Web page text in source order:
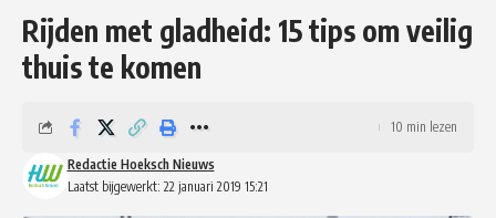
Rijden met gladheid: 15 tips om veilig
thuis te komen
Laatst bijgewerkt: 22 januari 2019 15:21
Redactie Hoeksch Nieuws
10 min lezen